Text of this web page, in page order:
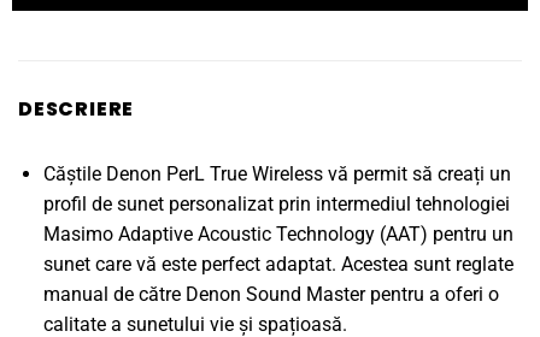
DESCRIERE
Căștile Denon PerL True Wireless vă permit să creați un
profil de sunet personalizat prin intermediul tehnologiei
Masimo Adaptive Acoustic Technology (AAT) pentru un
sunet care vă este perfect adaptat. Acestea sunt reglate
manual de către Denon Sound Master pentru a oferi o
calitate a sunetului vie și spațioasă.